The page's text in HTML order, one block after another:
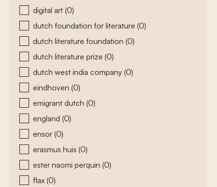
digital art (0)
dutch foundation for literature (0)
dutch literature foundation (0)
dutch literature prize (0)
dutch west india company (0)
eindhoven (0)
emigrant dutch (0)
england (0)
ensor (0)
erasmus huis (0)
ester naomi perquin (0)
flax (0)